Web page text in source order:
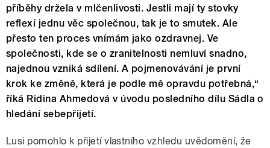
příběhy držela v mlčenlivosti. Jestli mají ty stovky
reflexí jednu věc společnou, tak je to smutek. Ale
přesto ten proces vnímám jako ozdravnej. Ve
společnosti, kde se o zranitelnosti nemluví snadno,
najednou vzniká sdílení. A pojmenovávání je první
krok ke změně, která je podle mě opravdu potřebná,“
říká Ridina Ahmedová v úvodu posledního dílu Sádla o
hledání sebepřijetí.
Lusi pomohlo k přijetí vlastního vzhledu uvědomění, že